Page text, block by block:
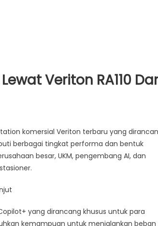
Veriton RA110
komersial Veriton terbaru yang
berbagai tingkat performa dan bentuk
besar, UKM, pengembang AI, dan
Copilot+ yang dirancang khusus untuk para
kemampuan untuk menjalankan beban